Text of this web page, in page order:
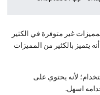
غير متوفرة في الكثير
يتميز بالكثير من المميزات
لأنه يحتوي على
اسهل.